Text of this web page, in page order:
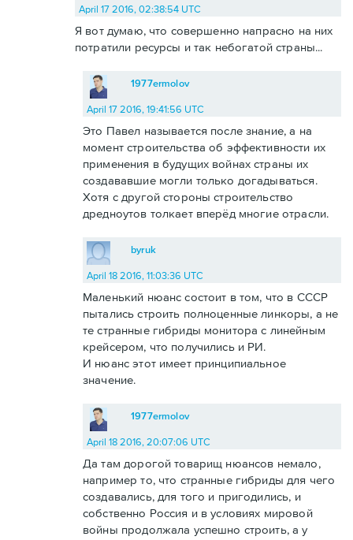
April 17 2016, 02:38:54 UTC
Я вот думаю, что совершенно напрасно на них
потратили ресурсы и так небогатой страны...
1977ermolov
April 17 2016, 19:41:56 UTC
Это Павел называется после знание, а на
момент строительства об эффективности их
применения в будущих войнах страны их
создававшие могли только догадываться.
Хотя с другой стороны строительство
дредноутов толкает вперёд многие отрасли.
byruk
April 18 2016, 11:03:36 UTC
Маленький нюанс состоит в том, что в СССР
пытались строить полноценные линкоры, а не
те странные гибриды монитора с линейным
крейсером, что получились и РИ.
И нюанс этот имеет принципиальное
значение.
1977ermolov
April 18 2016, 20:07:06 UTC
Да там дорогой товарищ нюансов немало,
например то, что странные гибриды для чего
создавались, для того и пригодились, и
собственно Россия и в условиях мировой
войны продолжала успешно строить, а у